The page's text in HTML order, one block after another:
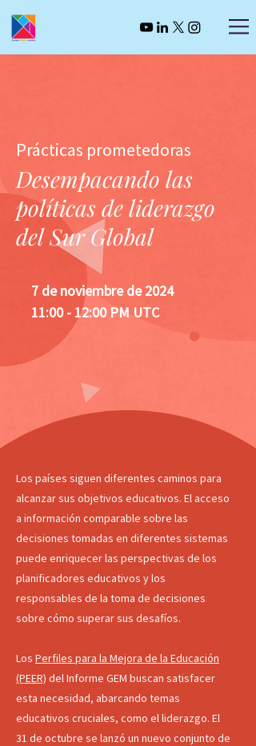
Prácticas prometedoras
Desempacando las
políticas de liderazgo
del Sur Global
7 de noviembre de 2024
11:00 - 12:00 PM UTC
Los países siguen diferentes caminos para
alcanzar sus objetivos educativos. El acceso
a información comparable sobre las
decisiones tomadas en diferentes sistemas
puede enriquecer las perspectivas de los
planificadores educativos y los
responsables de la toma de decisiones
sobre cómo superar sus desafíos.
Los Perfiles para la Mejora de la Educación
(PEER) del Informe GEM buscan satisfacer
esta necesidad, abarcando temas
educativos cruciales, como el liderazgo. El
31 de octubre se lanzó un nuevo conjunto de